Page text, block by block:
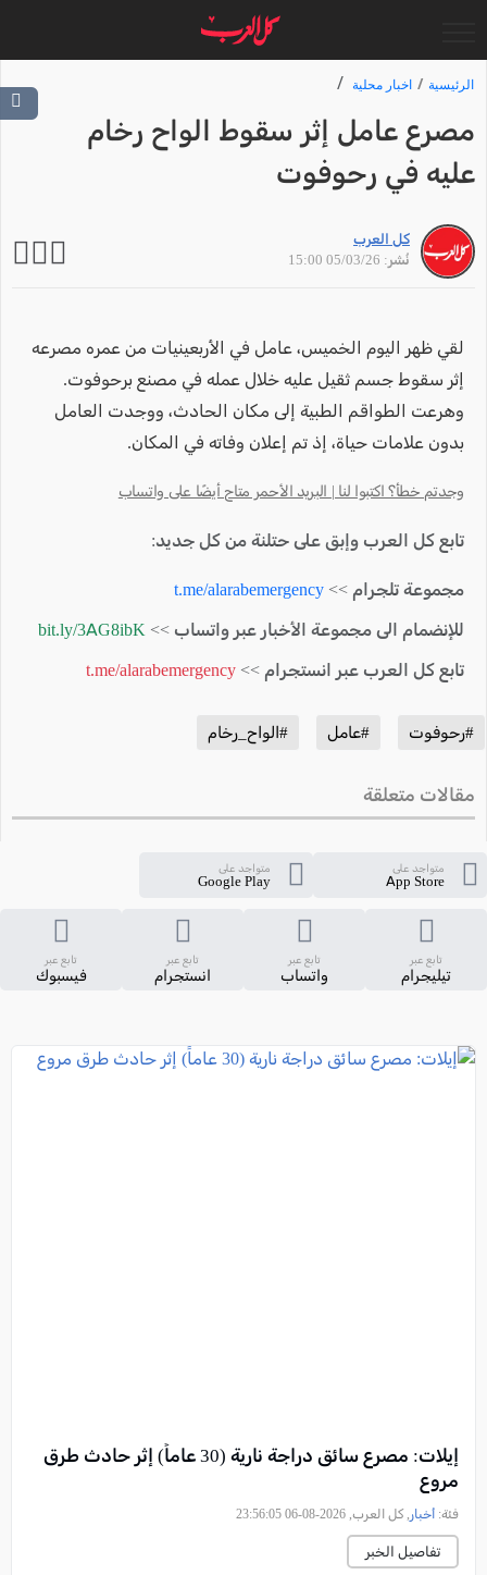
الرئيسية اخبار محلية
مصرع عامل إثر سقوط الواح رخام
عليه في رحوفوت
كل العرب
نُشر: 05/03/26 15:00
لقي ظهر اليوم الخميس، عامل في الأربعينيات من عمره مصرعه
إثر سقوط جسم ثقيل عليه خلال عمله في مصنع برحوفوت.
وهرعت الطواقم الطبية إلى مكان الحادث، ووجدت العامل
بدون علامات حياة، إذ تم إعلان وفاته في المكان.
وجدتم خطأ؟ اكتبوا لنا | البريد الأحمر متاح أيضًا على واتساب
تابع كل العرب وإبق على حتلنة من كل جديد:
مجموعة تلجرام >> t.me/alarabemergency
للإنضمام الى مجموعة الأخبار عبر واتساب >> bit.ly/3AG8ibK
تابع كل العرب عبر انستجرام >> t.me/alarabemergency
#رحوفوت #عامل #الواح_رخام
مقالات متعلقة
متواجد على
App Store
متواجد على
Google Play
تابع عبر
تيليجرام
تابع عبر
واتساب
تابع عبر
انستجرام
تابع عبر
فيسبوك
إيلات: مصرع سائق دراجة نارية (30 عاماً) إثر حادث طرق
مروع
فئة: أخبار , كل العرب, 2026-08-06 23:56:05
تفاصيل الخبر